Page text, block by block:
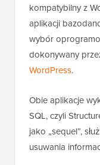
kompatybilny z
aplikacji
wybór
dokonywany
WordPress.
Obie aplikacje
SQL, czyli
jako „sequel”,
usuwania